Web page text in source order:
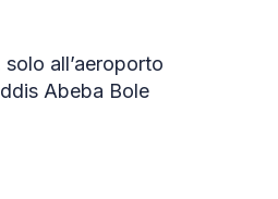
all’aeroporto
Abeba Bole